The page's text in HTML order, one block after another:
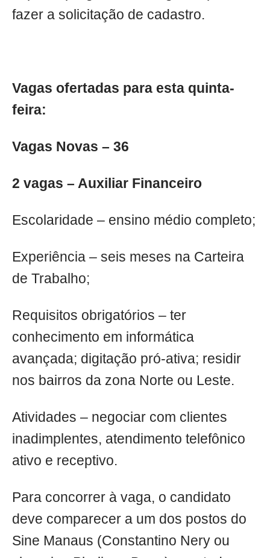
fazer a solicitação de cadastro.
Vagas ofertadas para esta quinta-
feira:
Vagas Novas – 36
2 vagas – Auxiliar Financeiro
Escolaridade – ensino médio completo;
Experiência – seis meses na Carteira
de Trabalho;
Requisitos obrigatórios – ter
conhecimento em informática
avançada; digitação pró-ativa; residir
nos bairros da zona Norte ou Leste.
Atividades – negociar com clientes
inadimplentes, atendimento telefônico
ativo e receptivo.
Para concorrer à vaga, o candidato
deve comparecer a um dos postos do
Sine Manaus (Constantino Nery ou